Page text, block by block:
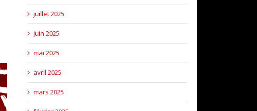
juillet 2025
juin 2025
mai 2025
avril 2025
mars 2025